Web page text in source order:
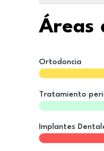
Áreas
Ortodoncia
Tratamiento
Implantes